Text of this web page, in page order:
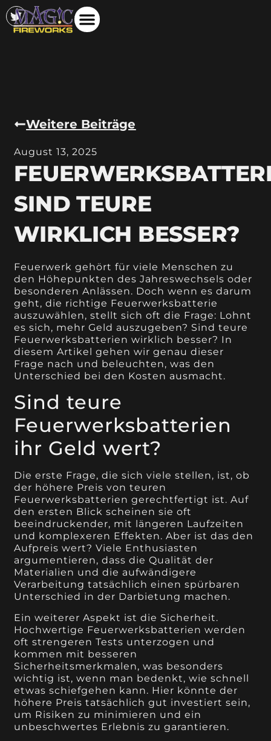
Weitere Beiträge
August 13, 2025
SIND TEURE
WIRKLICH BESSER?
Feuerwerk gehört für viele Menschen zu
den Höhepunkten des Jahreswechsels oder
besonderen Anlässen. Doch wenn es darum
geht, die richtige Feuerwerksbatterie
auszuwählen, stellt sich oft die Frage: Lohnt
es sich, mehr Geld auszugeben? Sind teure
Feuerwerksbatterien wirklich besser? In
diesem Artikel gehen wir genau dieser
Frage nach und beleuchten, was den
Unterschied bei den Kosten ausmacht.
Sind teure
Feuerwerksbatterien
ihr Geld wert?
Die erste Frage, die sich viele stellen, ist, ob
der höhere Preis von teuren
Feuerwerksbatterien gerechtfertigt ist. Auf
den ersten Blick scheinen sie oft
beeindruckender, mit längeren Laufzeiten
und komplexeren Effekten. Aber ist das den
Aufpreis wert? Viele Enthusiasten
argumentieren, dass die Qualität der
Materialien und die aufwändigere
Verarbeitung tatsächlich einen spürbaren
Unterschied in der Darbietung machen.
Ein weiterer Aspekt ist die Sicherheit.
Hochwertige Feuerwerksbatterien werden
oft strengeren Tests unterzogen und
kommen mit besseren
Sicherheitsmerkmalen, was besonders
wichtig ist, wenn man bedenkt, wie schnell
etwas schiefgehen kann. Hier könnte der
höhere Preis tatsächlich gut investiert sein,
um Risiken zu minimieren und ein
unbeschwertes Erlebnis zu garantieren.